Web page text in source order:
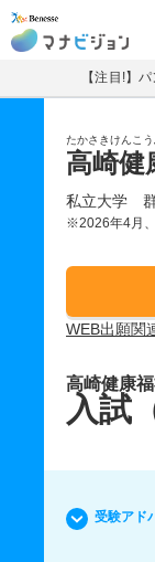
マ
【注目!】
たかさきけんこう
高崎健
私立大学
※2026年4月
WEB出願関
高崎健康
入試
受験アド